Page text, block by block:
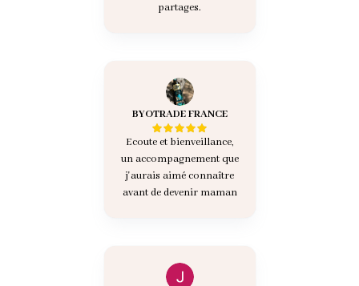
partages.
BYOTRADE FRANCE
Ecoute et bienveillance,
un accompagnement que
j'aurais aimé connaître
avant de devenir maman